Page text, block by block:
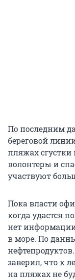
По последним
береговой
пляжах
волонтеры и
участвуют
Пока власти
когда удастся
нет
в море. По
заверил, что к
на пляжах не